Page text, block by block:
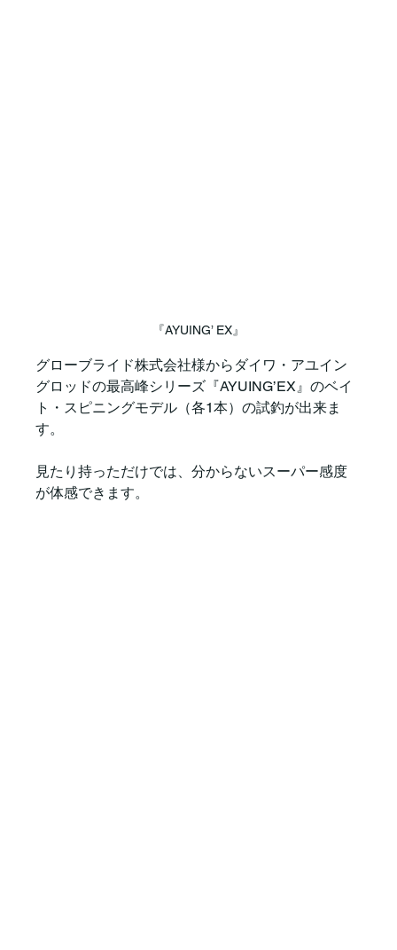
『AYUING’ EX』
グローブライド株式会社様からダイワ・アユイン
グロッドの最高峰シリーズ『AYUING’EX』のベイ
ト・スピニングモデル（各1本）の試釣が出来ま
す。
見たり持っただけでは、分からないスーパー感度
が体感できます。